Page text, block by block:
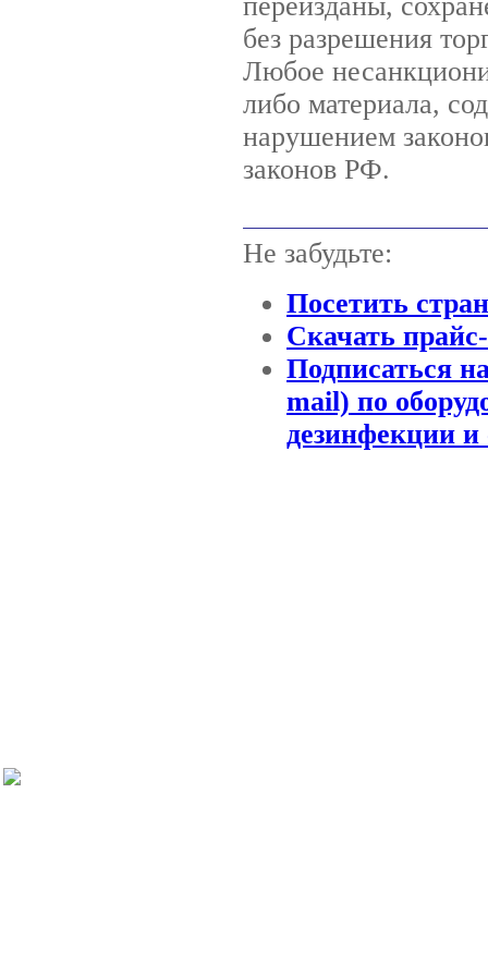
без разрешения
Любое
либо материала,
нарушением
законов РФ.
Не забудьте:
Посетить
Скачать
Подписаться
mail) по
дезинфекции и